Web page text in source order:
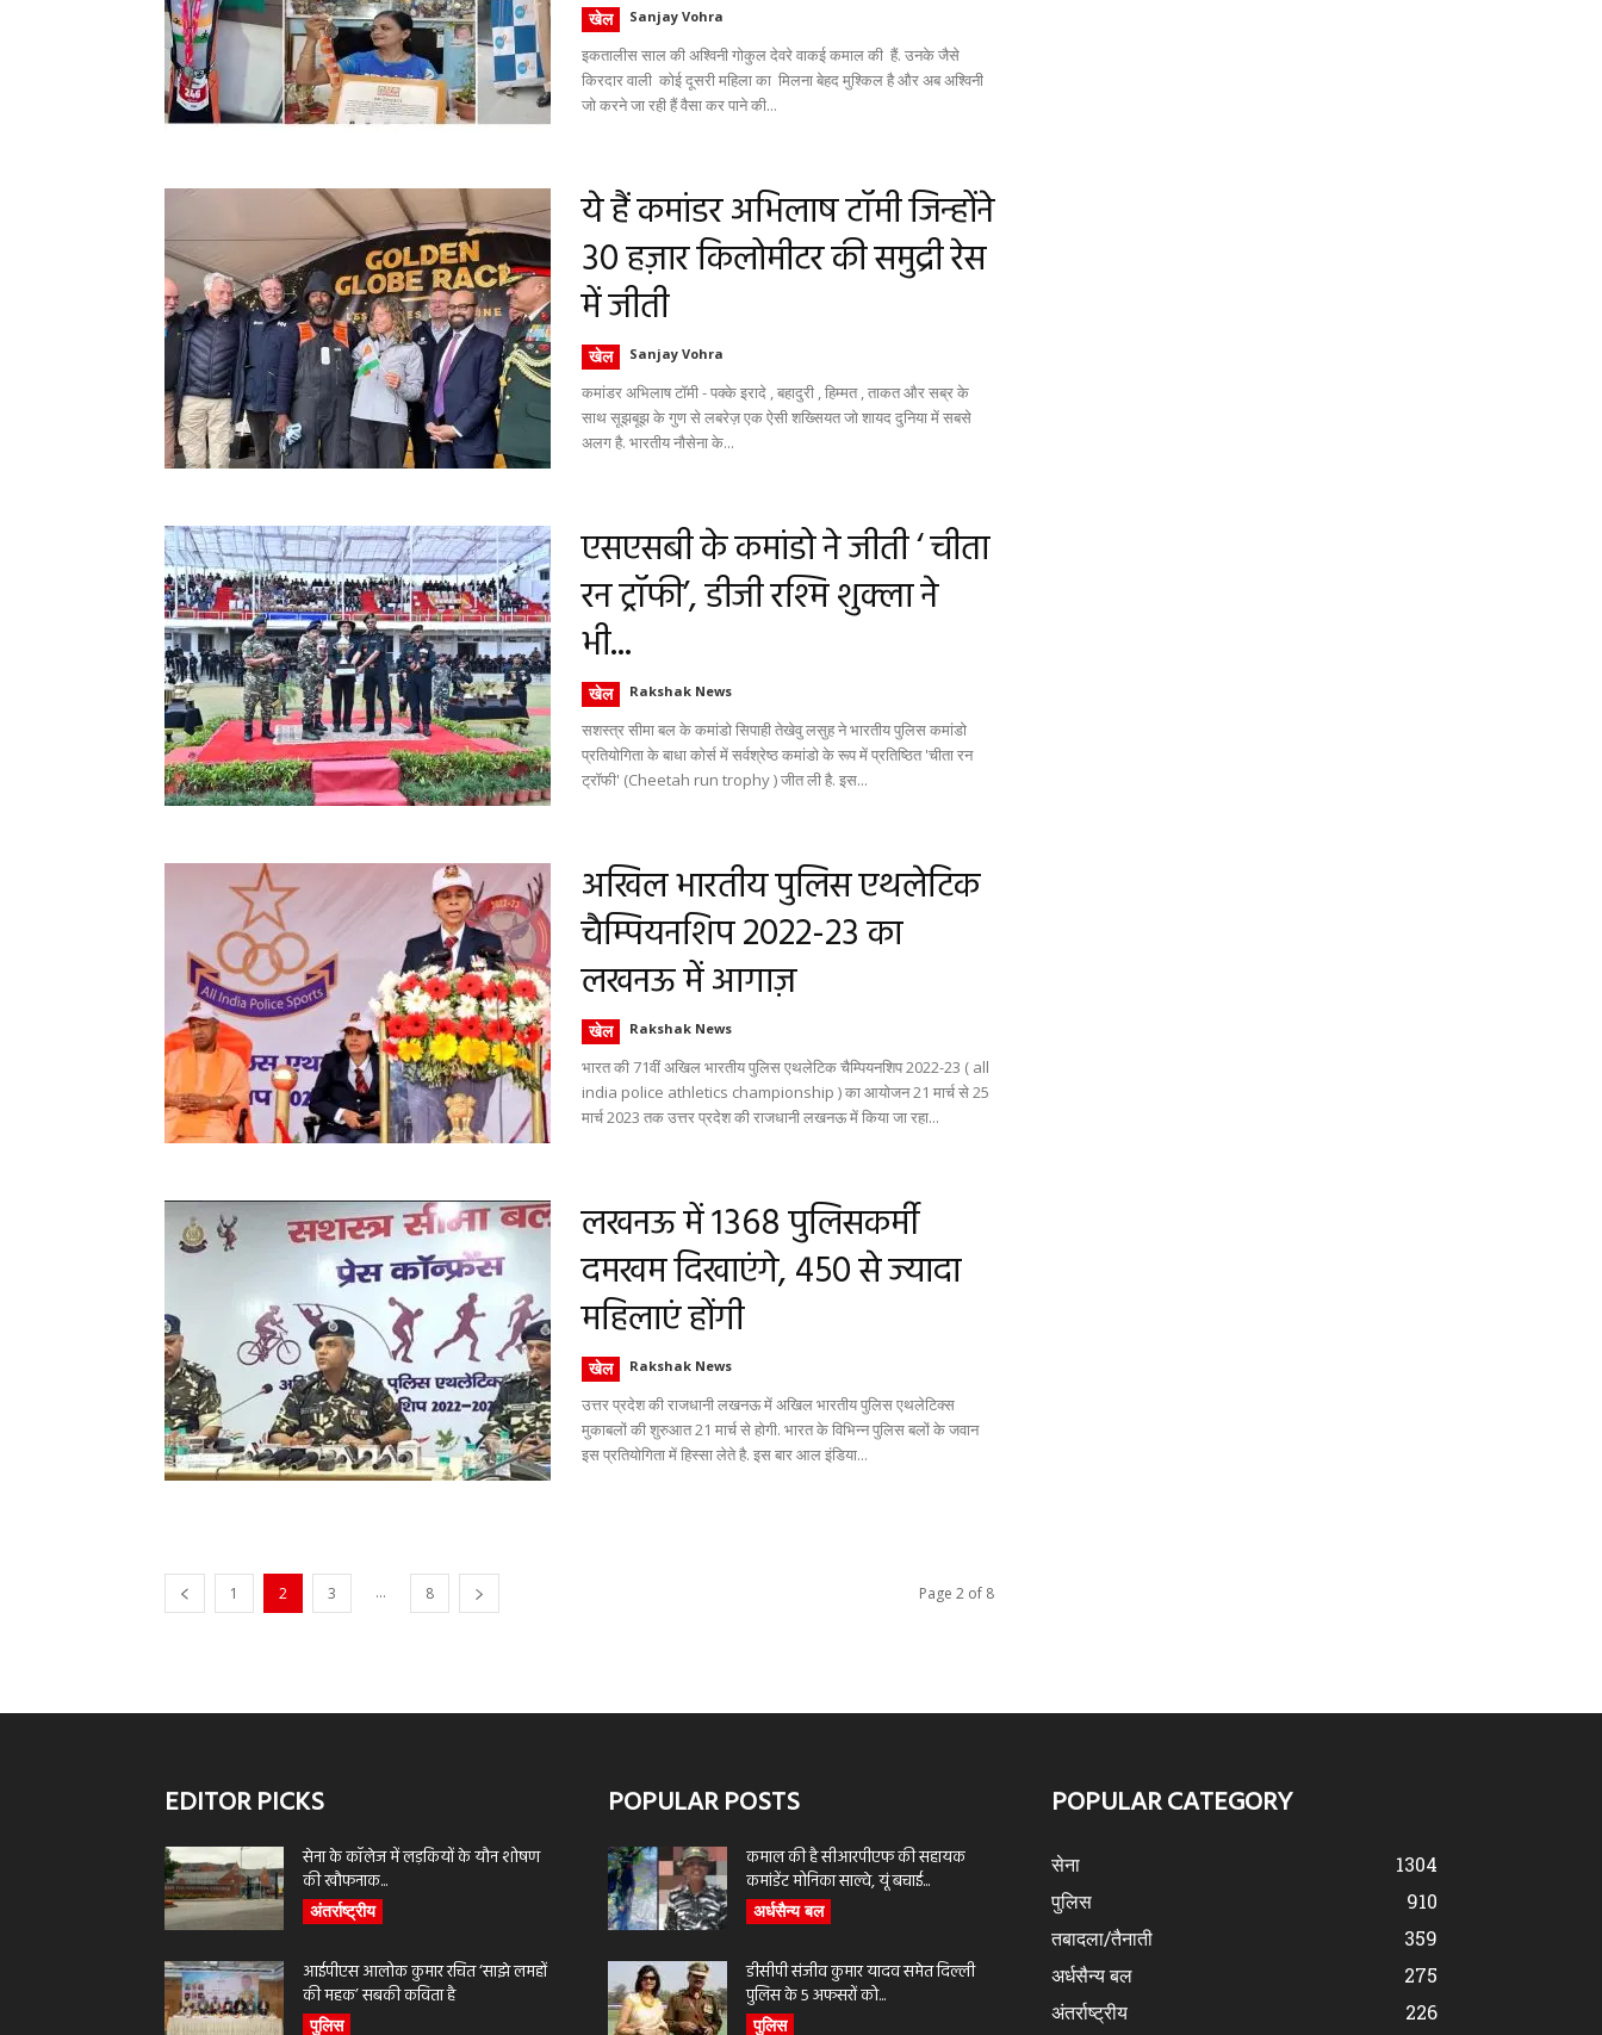
खेल Sanjay Vohra
इकतालीस साल की अश्विनी गोकुल देवरे वाकई कमाल की हैं. उनके जैसे
किरदार वाली कोई दूसरी महिला का मिलना बेहद मुश्किल है और अब अश्विनी
जो करने जा रही हैं वैसा कर पाने की...
ये हैं कमांडर अभिलाष टॉमी जिन्होंने
30 हज़ार किलोमीटर की समुद्री रेस
में जीती
खेल Sanjay Vohra
कमांडर अभिलाष टॉमी - पक्के इरादे , बहादुरी , हिम्मत , ताकत और सब्र के
साथ सूझबूझ के गुण से लबरेज़ एक ऐसी शख्सियत जो शायद दुनिया में सबसे
अलग है. भारतीय नौसेना के...
एसएसबी के कमांडो ने जीती ‘ चीता
रन ट्रॉफी’, डीजी रश्मि शुक्ला ने
भी...
खेल Rakshak News
सशस्त्र सीमा बल के कमांडो सिपाही तेखेवु लसुह ने भारतीय पुलिस कमांडो
प्रतियोगिता के बाधा कोर्स में सर्वश्रेष्ठ कमांडो के रूप में प्रतिष्ठित 'चीता रन
ट्रॉफी' (Cheetah run trophy ) जीत ली है. इस...
अखिल भारतीय पुलिस एथलेटिक
चैम्पियनशिप 2022-23 का
लखनऊ में आगाज़
खेल Rakshak News
भारत की 71वीं अखिल भारतीय पुलिस एथलेटिक चैम्पियनशिप 2022-23 ( all
india police athletics championship ) का आयोजन 21 मार्च से 25
मार्च 2023 तक उत्तर प्रदेश की राजधानी लखनऊ में किया जा रहा...
लखनऊ में 1368 पुलिसकर्मी
दमखम दिखाएंगे, 450 से ज्यादा
महिलाएं होंगी
खेल Rakshak News
उत्तर प्रदेश की राजधानी लखनऊ में अखिल भारतीय पुलिस एथलेटिक्स
मुकाबलों की शुरुआत 21 मार्च से होगी. भारत के विभिन्न पुलिस बलों के जवान
इस प्रतियोगिता में हिस्सा लेते है. इस बार आल इंडिया...
1 2 3 ... 8 Page 2 of 8
EDITOR PICKS
सेना के कॉलेज में लड़कियों के यौन शोषण
की खौफनाक...
अंतर्राष्ट्रीय
आईपीएस आलोक कुमार रचित ‘साझे लमहों
की महक’ सबकी कविता है
पुलिस
POPULAR POSTS
कमाल की है सीआरपीएफ की सहायक
कमांडेंट मोनिका साल्वे, यूं बचाई...
अर्धसैन्य बल
डीसीपी संजीव कुमार यादव समेत दिल्ली
पुलिस के 5 अफसरों को...
पुलिस
POPULAR CATEGORY
सेना
1304
पुलिस
910
तबादला/तैनाती
359
अर्धसैन्य बल
275
अंतर्राष्ट्रीय
226